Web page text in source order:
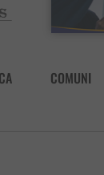
COMUNI